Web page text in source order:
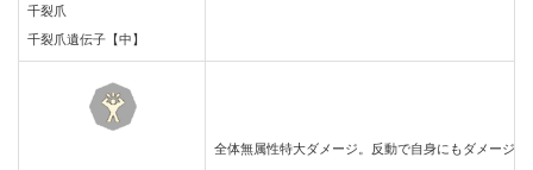
千裂爪
千裂爪遺伝子【中】
全体無属性特大ダメージ。反動で自身にもダメージが